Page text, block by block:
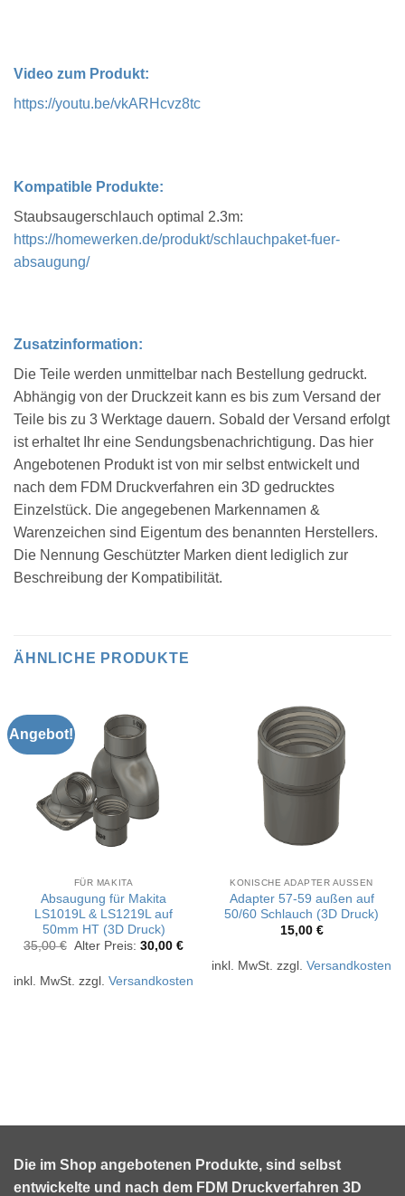
Video zum Produkt:
https://youtu.be/vkARHcvz8tc
Kompatible Produkte:
Staubsaugerschlauch optimal 2.3m:
https://homewerken.de/produkt/schlauchpaket-fuer-
absaugung/
Zusatzinformation:
Die Teile werden unmittelbar nach Bestellung gedruckt.
Abhängig von der Druckzeit kann es bis zum Versand der
Teile bis zu 3 Werktage dauern. Sobald der Versand erfolgt
ist erhaltet Ihr eine Sendungsbenachrichtigung. Das hier
Angebotenen Produkt ist von mir selbst entwickelt und
nach dem FDM Druckverfahren ein 3D gedrucktes
Einzelstück. Die angegebenen Markennamen &
Warenzeichen sind Eigentum des benannten Herstellers.
Die Nennung Geschützter Marken dient lediglich zur
Beschreibung der Kompatibilität.
ÄHNLICHE PRODUKTE
Angebot!
FÜR MAKITA
Absaugung für Makita
LS1019L & LS1219L auf
50mm HT (3D Druck)
35,00€ Ursprünglicher
35,00 €
Alter Preis: 30,00€Aktueller
30,00 €.
inkl. MwSt. zzgl. Versandkosten
KONISCHE ADAPTER AUSSEN
Adapter 57-59 außen auf
50/60 Schlauch (3D Druck)
15,00 €
inkl. MwSt. zzgl. Versandkosten
Die im Shop angebotenen Produkte, sind selbst
entwickelte und nach dem FDM Druckverfahren 3D